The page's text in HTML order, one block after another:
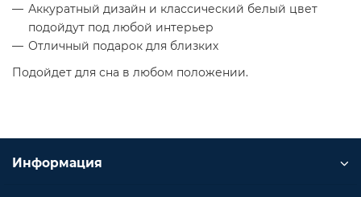
Аккуратный дизайн и классический белый цвет
подойдут под любой интерьер
Отличный подарок для близких
Подойдет для сна в любом положении.
Информация